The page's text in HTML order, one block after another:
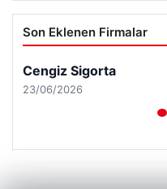
Son Eklenen Firmalar
Cengiz Sigorta
23/06/2026